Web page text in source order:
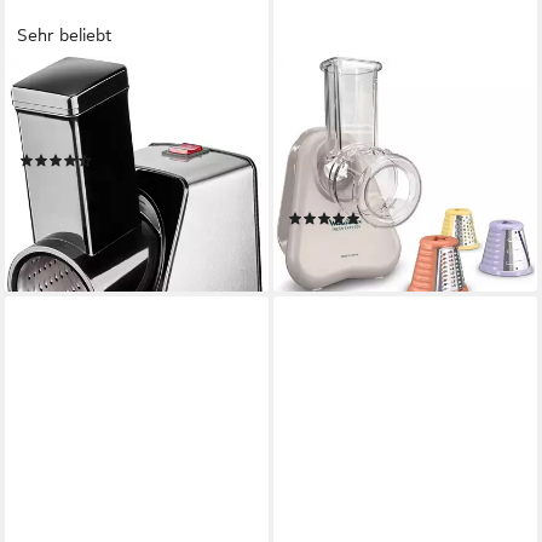
Sehr beliebt
SOLIS OF SWITZERLAND
Zerkleinerer Slice & More,
350 W
ab 84,99 € 119,90 €
-29%
lieferbar - in 3-4 Werktagen bei dir
TEFAL
Zerkleinerer Fresh Express,
150 W, 3 Funktionen
(zerkleinern, schneiden,
reiben), kompakt, made in
France
(4)
54,06 €
lieferbar in 3 Wochen